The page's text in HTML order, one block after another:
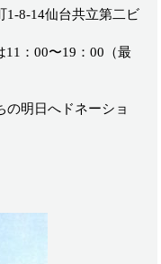
1-8-14仙台共立第二ビ
11：00〜19：00（最
の明日へドネーショ